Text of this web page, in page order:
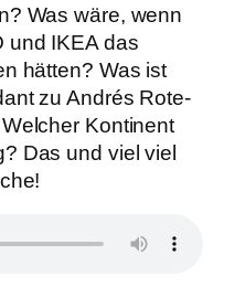
Was wäre, wenn
und IKEA das
hätten? Was ist
zu Andrés Rote-
Kontinent
Das und viel viel